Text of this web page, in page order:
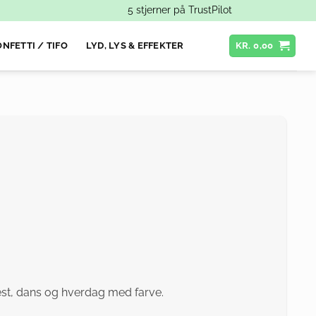
5 stjerner på TrustPilot
/ TIFO LYD, LYS & EFFEKTER KR. 0,00
dans og hverdag med farve.